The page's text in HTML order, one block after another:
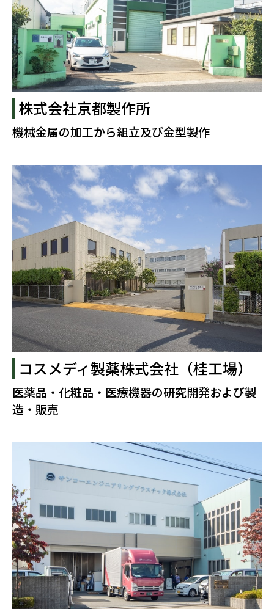
株式会社京都製作所
機械金属の加工から組立及び金型製作
コスメディ製薬株式会社（桂工場）
医薬品・化粧品・医療機器の研究開発および製
造・販売